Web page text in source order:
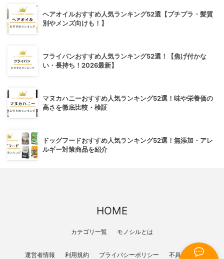
ヘアオイルおすすめ人気ランキング52選【プチプラ・髪質
別やメンズ向けも！】
フライパンおすすめ人気ランキング52選！【焦げ付かな
い・長持ち！2026最新】
マヌカハニーおすすめ人気ランキング52選！味や栄養価の
高さを徹底比較・検証
ドッグフードおすすめ人気ランキング52選！無添加・アレ
ルギー対策商品を紹介
HOME
カテゴリ一覧 モノシルとは
運営者情報 利用規約 プライバシーポリシー 不具合報告